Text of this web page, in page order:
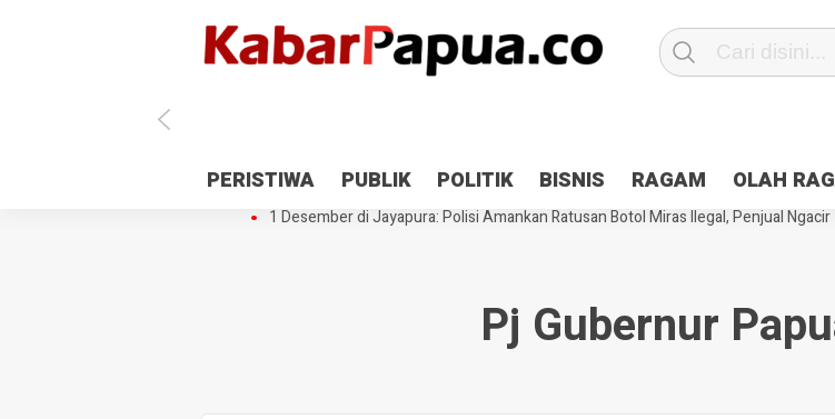
PERISTIWA PUBLIK POLITIK BISNIS RAGAM OLAH
Antisipasi 1 Desember, TNI Polri Patroli 2×24 jam di Kota Jayapura
Pesan
Gedung Perpustakaan SMPN 5 Sentani Terbakar
Hibah Pilkada Jayapura Cair
1 Desember di Jayapura: Polisi Amankan Ratusan Botol Miras Ilegal, Penjual Ngacir
Pj Gubernur